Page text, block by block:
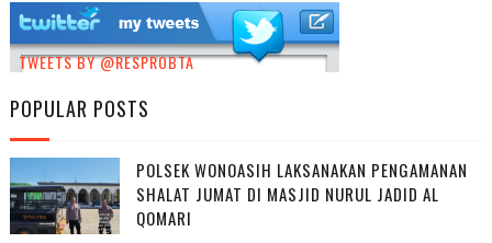
TWEETS BY @RESPROBTA
POPULAR POSTS
POLSEK WONOASIH LAKSANAKAN PENGAMANAN
SHALAT JUMAT DI MASJID NURUL JADID AL
QOMARI